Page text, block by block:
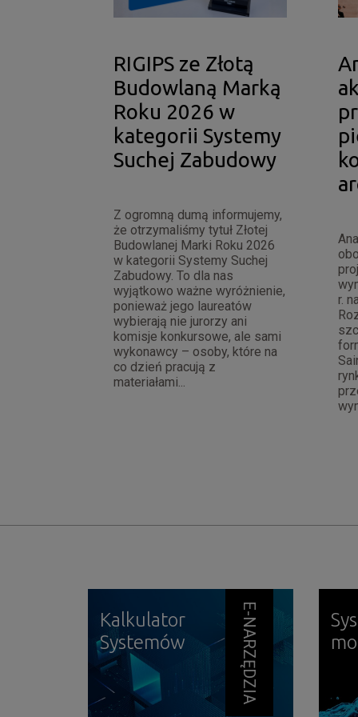
RIGIPS ze Złotą
Budowlaną Marką
Roku 2026 w
kategorii Systemy
Suchej Zabudowy
Z ogromną dumą informujemy,
że otrzymaliśmy tytuł Złotej
Budowlanej Marki Roku 2026
w kategorii Systemy Suchej
Zabudowy. To dla nas
wyjątkowo ważne wyróżnienie,
ponieważ jego laureatów
wybierają nie jurorzy ani
komisje konkursowe, ale sami
wykonawcy – osoby, które na
co dzień pracują z
materiałami...
r.
Kalkulator
Systemów
E-NARZĘDZIA